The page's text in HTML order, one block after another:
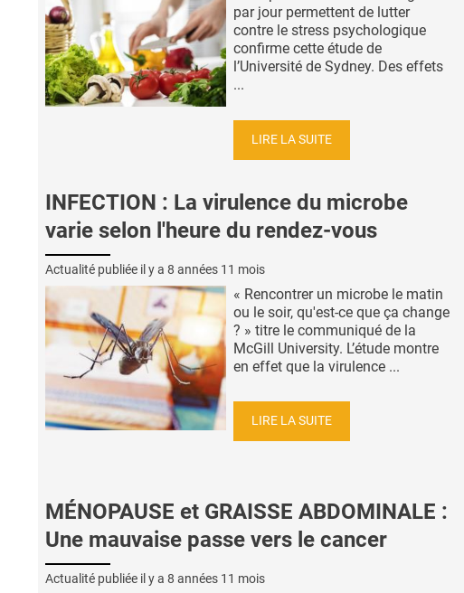
par jour permettent de lutter
contre le stress psychologique
confirme cette étude de
l’Université de Sydney. Des effets
...
LIRE LA SUITE
INFECTION : La virulence du microbe
varie selon l'heure du rendez-vous
Actualité publiée il y a 8 années 11 mois
« Rencontrer un microbe le matin
ou le soir, qu'est-ce que ça change
? » titre le communiqué de la
McGill University. L’étude montre
en effet que la virulence ...
LIRE LA SUITE
MÉNOPAUSE et GRAISSE ABDOMINALE :
Une mauvaise passe vers le cancer
Actualité publiée il y a 8 années 11 mois